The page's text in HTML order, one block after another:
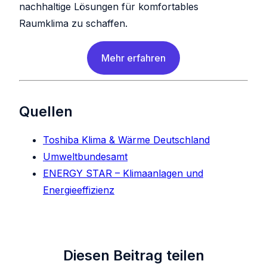
nachhaltige Lösungen für komfortables
Raumklima zu schaffen.
Mehr erfahren
Quellen
Toshiba Klima & Wärme Deutschland
Umweltbundesamt
ENERGY STAR – Klimaanlagen und
Energieeffizienz
Diesen Beitrag teilen